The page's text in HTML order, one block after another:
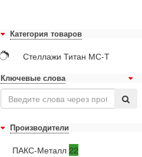
Категория товаров
Стеллажи Титан МС-Т
Ключевые слова
Производители
ПАКС-Металл 22